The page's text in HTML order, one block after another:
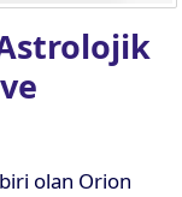
olan Orion